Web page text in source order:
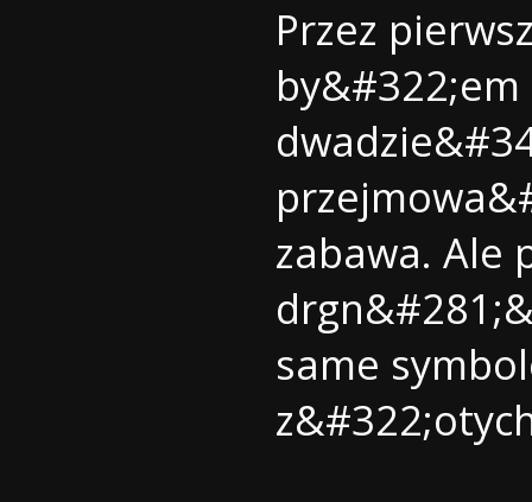
Przez
zabawa. Ale
same